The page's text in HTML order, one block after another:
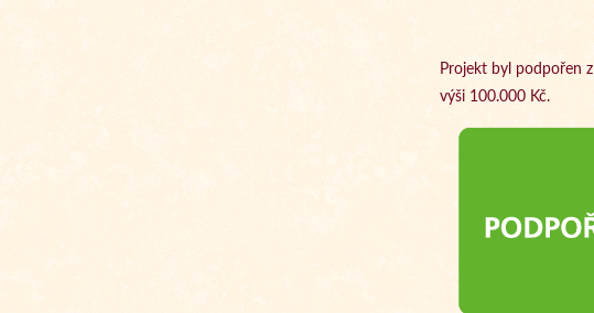
Projekt byl podpořen
výši 100.000 Kč.